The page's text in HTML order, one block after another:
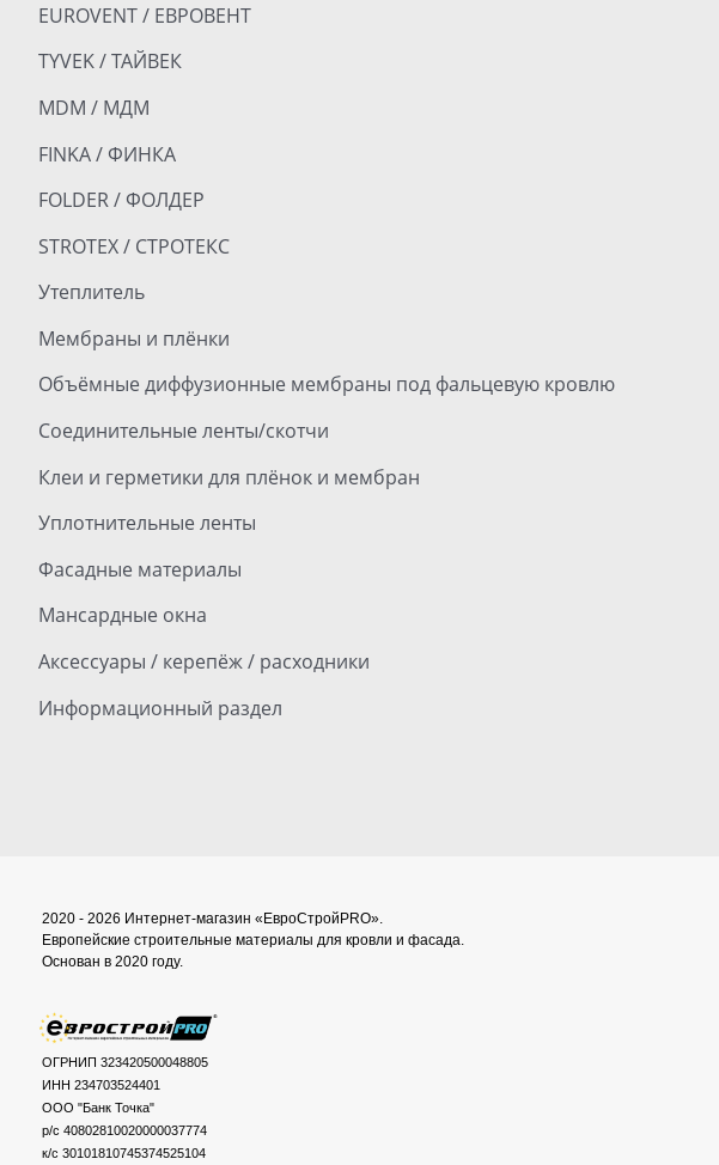
EUROVENT / ЕВРОВЕНТ
TYVEK / ТАЙВЕК
MDM / МДМ
FINKA / ФИНКА
FOLDER / ФОЛДЕР
STROTEX / СТРОТЕКС
Утеплитель
Мембраны и плёнки
Объёмные диффузионные мембраны под фальцевую кровлю
Соединительные ленты/скотчи
Клеи и герметики для плёнок и мембран
Уплотнительные ленты
Фасадные материалы
Мансардные окна
Аксессуары / керепёж / расходники
Информационный раздел
2020 - 2026 Интернет-магазин «ЕвроСтройPRO».
Европейские строительные материалы для кровли и фасада.
Основан в 2020 году.
ОГРНИП 323420500048805
ИНН 234703524401
ООО "Банк Точка"
р/с 40802810020000037774
к/с 30101810745374525104